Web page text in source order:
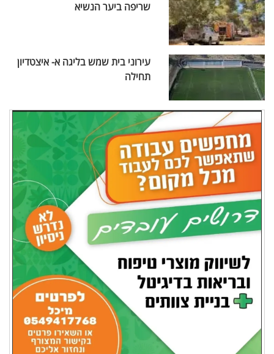
שריפה ביער הנשיא
עירוני בית שמש בליגה א- איצטדיון
תחילה